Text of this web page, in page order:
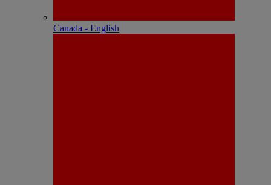
Canada - English